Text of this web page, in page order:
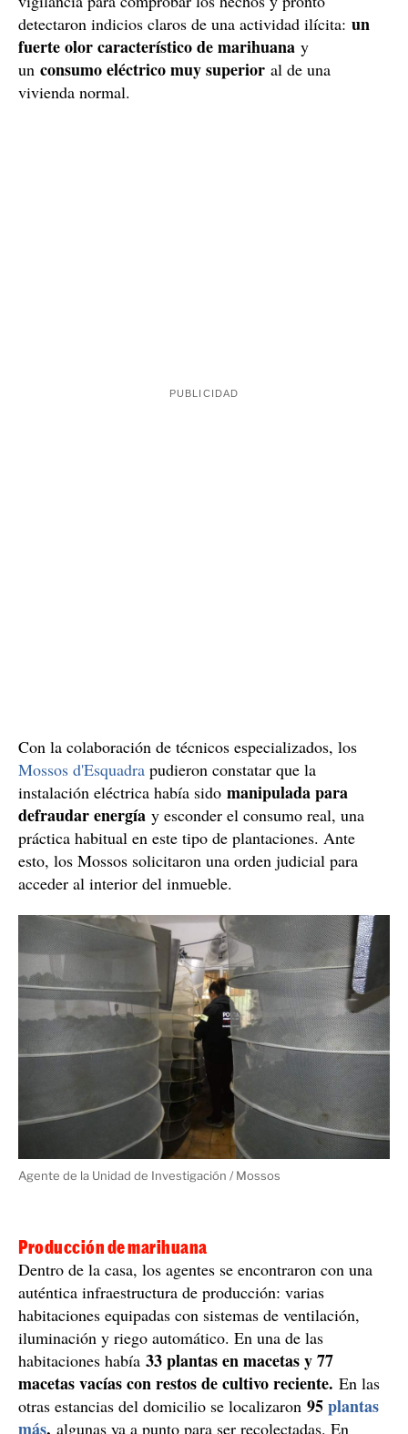
detectaron indicios claros de una actividad ilícita: un
fuerte olor característico de marihuana y
un consumo eléctrico muy superior al de una
vivienda normal.
Con la colaboración de técnicos especializados, los
Mossos d'Esquadra pudieron constatar que la
instalación eléctrica había sido manipulada para
defraudar energía y esconder el consumo real, una
práctica habitual en este tipo de plantaciones. Ante
esto, los Mossos solicitaron una orden judicial para
acceder al interior del inmueble.